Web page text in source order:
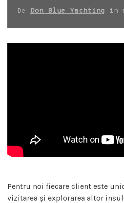
De Don Blue Yachting in
Pentru noi fiecare client este
vizitarea și explorarea altor